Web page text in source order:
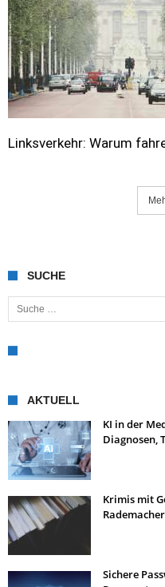
Linksverkehr: Warum
SUCHE
Suche nach:
AKTUELL
KI in der
Diagnosen,
Krimis mit
Rademacher
Sichere